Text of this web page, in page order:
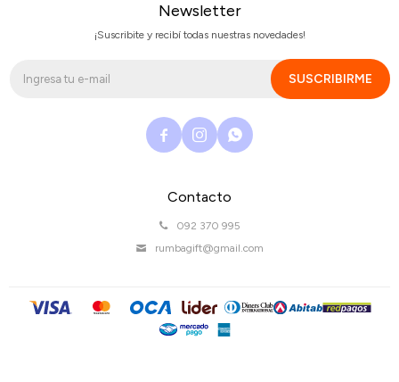
Contacto
092 370 995
rumbagift@gmail.com
Newsletter
¡Suscribite y recibí todas nuestras novedades!
SUSCRIBIRME
  